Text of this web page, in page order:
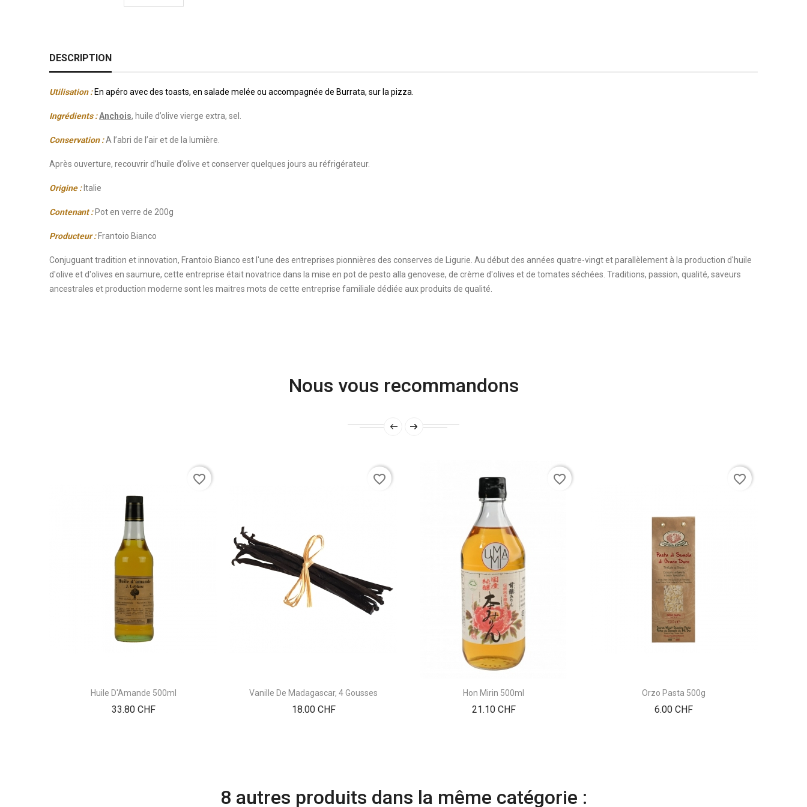
DESCRIPTION
Utilisation :En apéro avec des toasts, en salade melée ou accompagnée de Burrata, sur la pizza.
Ingrédients :Anchois, huile d’olive vierge extra, sel.
Conservation :A l’abri de l’air et de la lumière.
Après ouverture, recouvrir d’huile d’olive et conserver quelques jours au réfrigérateur.
Origine :Italie
Contenant :Pot en verre de 200g
Producteur : Frantoio Bianco
Conjuguant tradition et innovation, Frantoio Bianco est l'une des entreprises pionnières des conserves de Ligurie. Au début des années quatre-vingt et parallèlement à la production d'huile
d'olive et d'olives en saumure, cette entreprise était novatrice dans la mise en pot de pesto alla genovese, de crème d'olives et de tomates séchées. Traditions, passion, qualité, saveurs
ancestrales et production moderne sont les maitres mots de cette entreprise familiale dédiée aux produits de qualité.
Nous vous recommandons
Huile D'Amande 500ml
33.80 CHFPrix
favorite_border
Vanille De Madagascar, 4 Gousses
18.00 CHFPrix
favorite_border
Hon Mirin 500ml
21.10 CHFPrix
favorite_border
Orzo Pasta 500g
6.00 CHFPrix
favorite_border
8 autres produits dans la même catégorie :